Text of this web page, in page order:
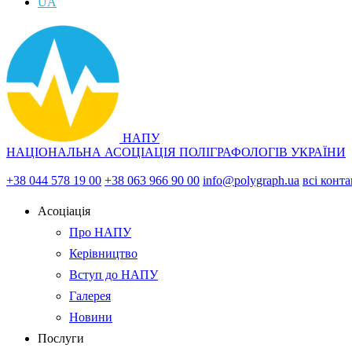
НАПУ
НАЦІОНАЛЬНА АСОЦІАЦІЯ ПОЛІГРАФОЛОГІВ УКРАЇНИ
+38 044 578 19 00 +38 063 966 90 00 info@polygraph.ua всі
Асоціація
Про НАПУ
Керівництво
Вступ до НАПУ
Галерея
Новини
Послуги